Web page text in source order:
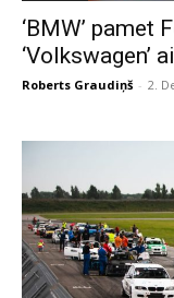
‘BMW’ pamet
‘Volkswagen’
Roberts Graudiņš - 2.